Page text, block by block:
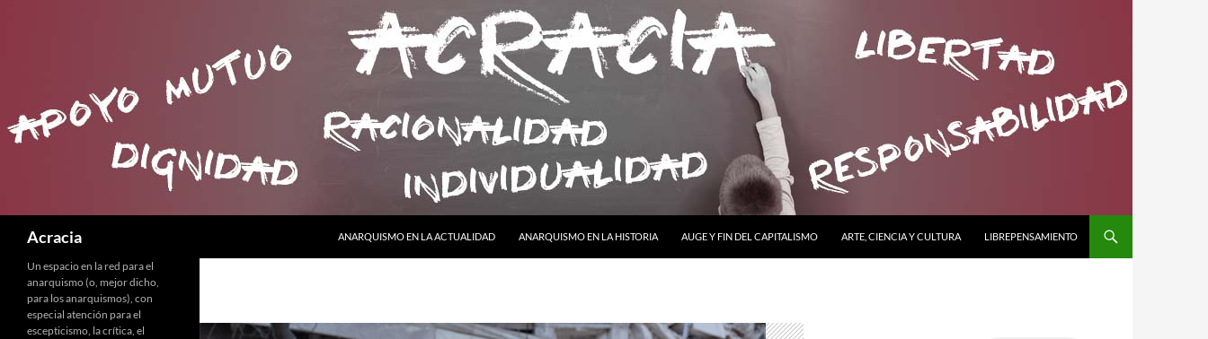
Acracia
ANARQUISMO EN LA ACTUALIDAD
ANARQUISMO EN LA HISTORIA AUGE Y FIN DEL CAPITALISMO ARTE, CIENCIA Y CULTURA LIBREPENSAMIENTO
Un espacio en la red para el
anarquismo (o, mejor dicho,
para los anarquismos), con
especial atención para el
escepticismo, la crítica, el